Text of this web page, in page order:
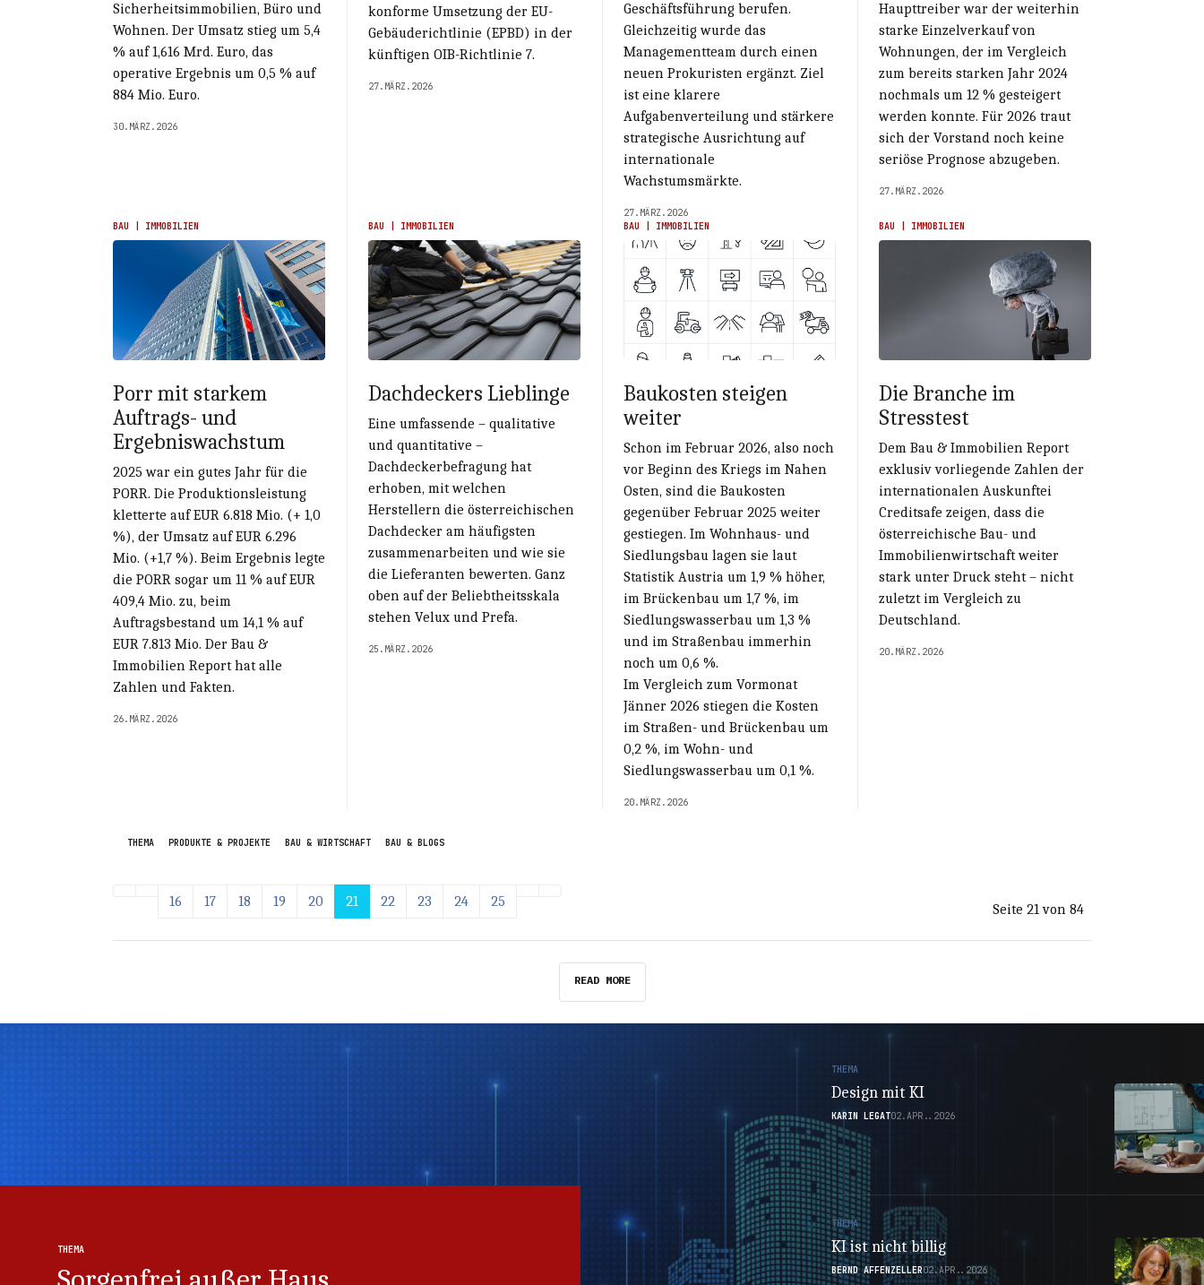
Sicherheitsimmobilien, Büro und
Wohnen. Der Umsatz stieg um 5,4
% auf 1,616 Mrd. Euro, das
operative Ergebnis um 0,5 % auf
884 Mio. Euro.
30.MÄRZ.2026
konforme Umsetzung der EU-
Gebäuderichtlinie (EPBD) in der
künftigen OIB-Richtlinie 7.
27.MÄRZ.2026
Geschäftsführung berufen.
Gleichzeitig wurde das
Managementteam durch einen
neuen Prokuristen ergänzt. Ziel
ist eine klarere
Aufgabenverteilung und stärkere
strategische Ausrichtung auf
internationale
Wachstumsmärkte.
27.MÄRZ.2026
Haupttreiber war der weiterhin
starke Einzelverkauf von
Wohnungen, der im Vergleich
zum bereits starken Jahr 2024
nochmals um 12 % gesteigert
werden konnte. Für 2026 traut
sich der Vorstand noch keine
seriöse Prognose abzugeben.
27.MÄRZ.2026
BAU | IMMOBILIEN
Porr mit starkem
Auftrags- und
Ergebniswachstum
2025 war ein gutes Jahr für die
PORR. Die Produktionsleistung
kletterte auf EUR 6.818 Mio. (+ 1,0
%), der Umsatz auf EUR 6.296
Mio. (+1,7 %). Beim Ergebnis legte
die PORR sogar um 11 % auf EUR
409,4 Mio. zu, beim
Auftragsbestand um 14,1 % auf
EUR 7.813 Mio. Der Bau &
Immobilien Report hat alle
Zahlen und Fakten.
26.MÄRZ.2026
BAU | IMMOBILIEN
Dachdeckers Lieblinge
Eine umfassende – qualitative
und quantitative –
Dachdeckerbefragung hat
erhoben, mit welchen
Herstellern die österreichischen
Dachdecker am häufigsten
zusammenarbeiten und wie sie
die Lieferanten bewerten. Ganz
oben auf der Beliebtheitsskala
stehen Velux und Prefa.
25.MÄRZ.2026
BAU | IMMOBILIEN
Baukosten steigen
weiter
Schon im Februar 2026, also noch
vor Beginn des Kriegs im Nahen
Osten, sind die Baukosten
gegenüber Februar 2025 weiter
gestiegen. Im Wohnhaus- und
Siedlungsbau lagen sie laut
Statistik Austria um 1,9 % höher,
im Brückenbau um 1,7 %, im
Siedlungswasserbau um 1,3 %
und im Straßenbau immerhin
noch um 0,6 %.
Im Vergleich zum Vormonat
Jänner 2026 stiegen die Kosten
im Straßen- und Brückenbau um
0,2 %, im Wohn- und
Siedlungswasserbau um 0,1 %.
20.MÄRZ.2026
BAU | IMMOBILIEN
Die Branche im
Stresstest
Dem Bau & Immobilien Report
exklusiv vorliegende Zahlen der
internationalen Auskunftei
Creditsafe zeigen, dass die
österreichische Bau- und
Immobilienwirtschaft weiter
stark unter Druck steht – nicht
zuletzt im Vergleich zu
Deutschland.
20.MÄRZ.2026
THEMA PRODUKTE & PROJEKTE BAU & WIRTSCHAFT BAU & BLOGS
Seite 21 von 84
16 17 18 19 20 21 22 23 24 25
READ MORE
Thema Thema
THEMA
THEMA
Design mit KI
KARIN LEGAT02.APR..2026
THEMA
KI ist nicht billig
BERND AFFENZELLER02.APR..2026